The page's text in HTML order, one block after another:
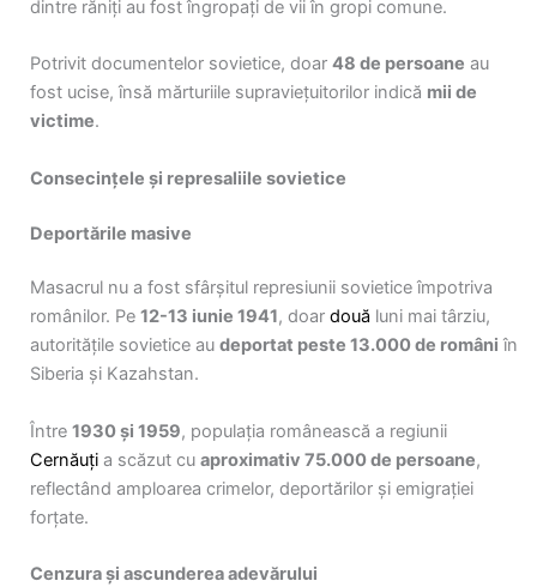
dintre răniți au fost îngropați de vii în gropi comune.
Potrivit documentelor sovietice, doar 48 de persoane au
fost ucise, însă mărturiile supraviețuitorilor indică mii de
victime.
Consecințele și represaliile sovietice
Deportările masive
Masacrul nu a fost sfârșitul represiunii sovietice împotriva
românilor. Pe 12-13 iunie 1941, doar două luni mai târziu,
autoritățile sovietice au deportat peste 13.000 de români în
Siberia și Kazahstan.
Între 1930 și 1959, populația românească a regiunii
Cernăuți a scăzut cu aproximativ 75.000 de persoane,
reflectând amploarea crimelor, deportărilor și emigrației
forțate.
Cenzura și ascunderea adevărului